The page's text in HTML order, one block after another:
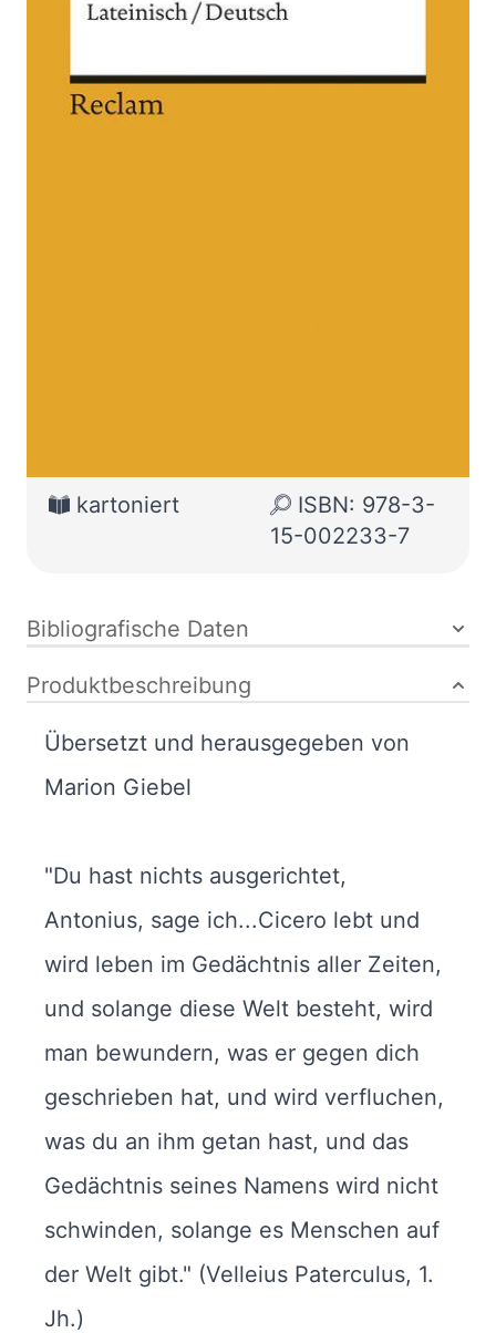
Rede
kartoniert
ISBN: 978-3-
15-002233-7
Bibliografische Daten
Produktbeschreibung
Übersetzt und herausgegeben von
Marion Giebel
"Du hast nichts ausgerichtet,
Antonius, sage ich...Cicero lebt und
wird leben im Gedächtnis aller Zeiten,
und solange diese Welt besteht, wird
man bewundern, was er gegen dich
geschrieben hat, und wird verfluchen,
was du an ihm getan hast, und das
Gedächtnis seines Namens wird nicht
schwinden, solange es Menschen auf
der Welt gibt." (Velleius Paterculus, 1.
Jh.)